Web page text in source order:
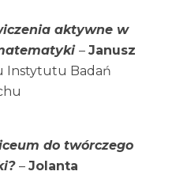
aktywne w
– Janusz
Instytutu Badań
do twórczego
– Jolanta